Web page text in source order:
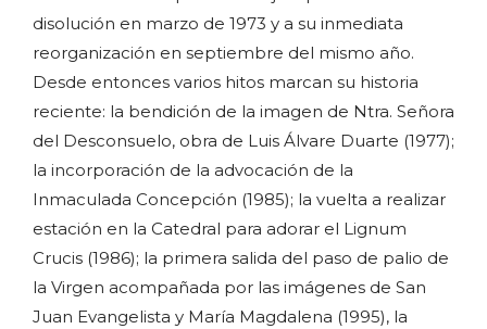
disolución en marzo de 1973 y a su inmediata
reorganización en septiembre del mismo año.
Desde entonces varios hitos marcan su historia
reciente: la bendición de la imagen de Ntra. Señora
del Desconsuelo, obra de Luis Álvare Duarte (1977);
la incorporación de la advocación de la
Inmaculada Concepción (1985); la vuelta a realizar
estación en la Catedral para adorar el Lignum
Crucis (1986); la primera salida del paso de palio de
la Virgen acompañada por las imágenes de San
Juan Evangelista y María Magdalena (1995), la